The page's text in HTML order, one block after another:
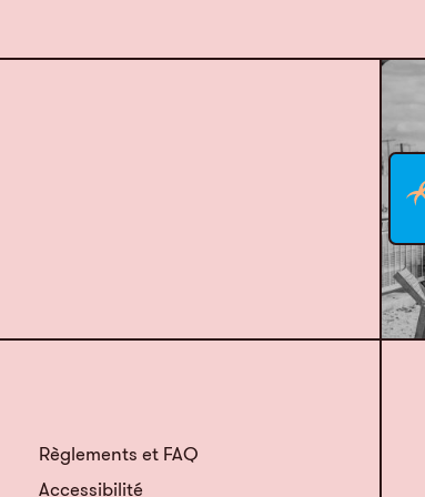
Règlements et FAQ
Accessibilité